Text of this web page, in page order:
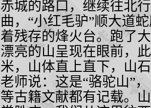
赤城的路口，继续往北
曲，“小红毛驴”顺大道
着残存的烽火台。跑了
漂亮的山呈现在眼前，
米，山体直上直下，山
老师说：这是“骆驼山”
等古籍文献都有记载。